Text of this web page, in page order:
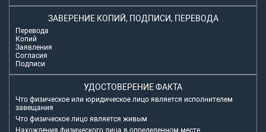
ЗАВЕРЕНИЕ КОПИЙ, ПОДПИСИ, ПЕРЕВОДА
Перевода
Копий
Заявления
Согласия
Подписи
УДОСТОВЕРЕНИЕ ФАКТА
Что физическое или юридическое лицо является исполнителем
завещания
Что физическое лицо является живым
Нахождения физического лица в определенном месте